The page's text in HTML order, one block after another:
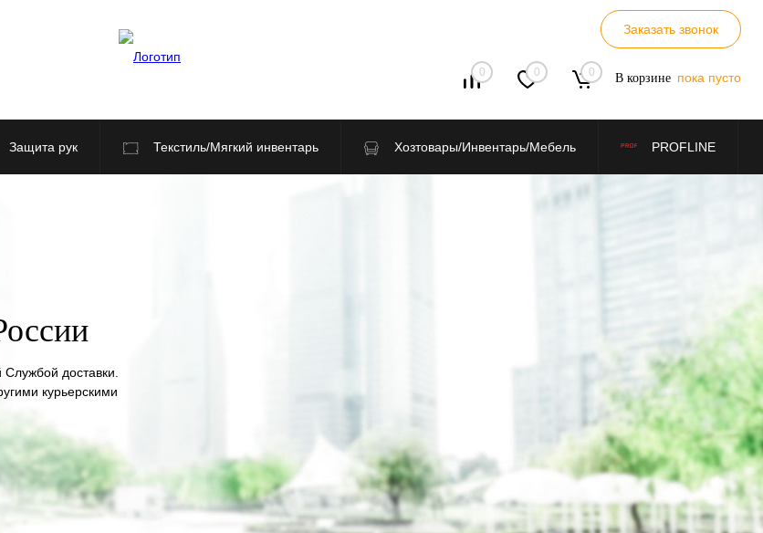
Заказать звонок
0 0 0 В корзине пока пусто
Защита рук Текстиль/Мягкий инвентарь Хозтовары/Инвентарь/Мебель PROFLINE
доставки.
курьерскими